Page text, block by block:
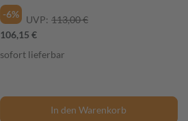
-6%
UVP: 113,00 €
106,15 €
sofort lieferbar
In den Warenkorb